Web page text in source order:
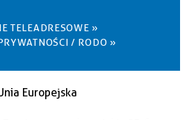
TELEADRESOWE »
/ RODO »